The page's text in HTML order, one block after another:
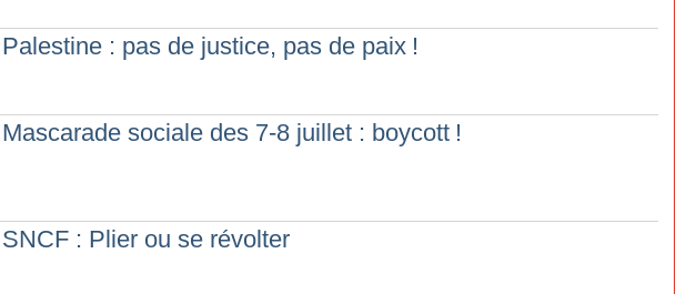
Palestine : pas de justice, pas de paix !
Mascarade sociale des 7-8 juillet : boycott !
SNCF : Plier ou se révolter